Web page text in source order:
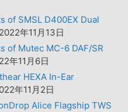
of SMSL D400EX Dual
2022年11月13日
of Mutec MC-6 DAF/SR
年11月6日
HEXA In-Ear
年11月2日
Alice Flagship TWS